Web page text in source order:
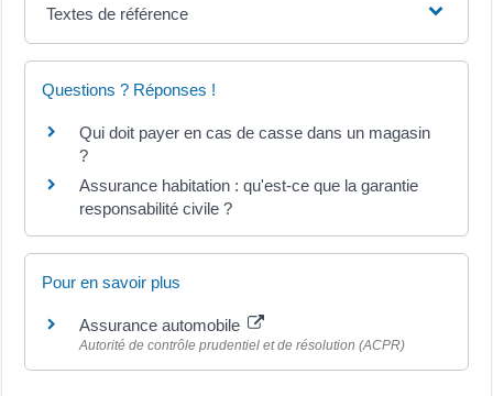
Textes de référence
Questions ? Réponses !
Qui doit payer en cas de casse dans un magasin
?
Assurance habitation : qu'est-ce que la garantie
responsabilité civile ?
Pour en savoir plus
Assurance automobile
Autorité de contrôle prudentiel et de résolution (ACPR)